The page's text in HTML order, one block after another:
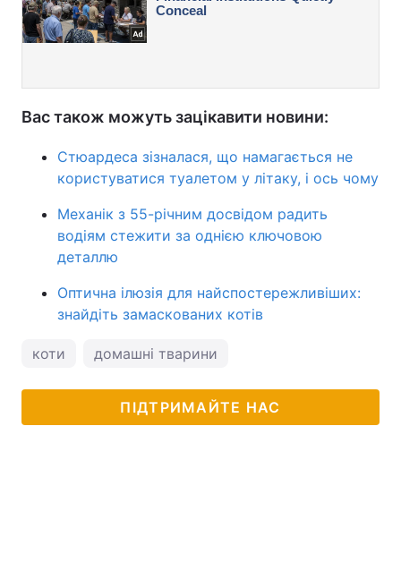
Вас також можуть зацікавити новини:
Стюардеса зізналася, що намагається не
користуватися туалетом у літаку, і ось чому
Механік з 55-річним досвідом радить
водіям стежити за однією ключовою
деталлю
Оптична ілюзія для найспостережливіших:
знайдіть замаскованих котів
коти домашні тварини
ПІДТРИМАЙТЕ НАС